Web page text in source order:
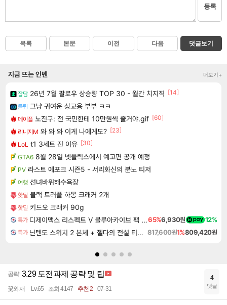
등록
목록 본문 이전 다음 댓글보기
지금 뜨는 인벤 더보기+
잡담 26년 7월 팔로우 상승량 TOP 30 - 월간 치지직 [14]
클립 그냥 귀여운 상교용 부부 ㅋㅋ
메이플 노진구: 전 국민한테 10만원씩 줄거야.gif [60]
리니지M 와 와 와 이게 나에게도? [23]
LoL t1 3세트 진 이유 [30]
GTA6 8월 28일 넷플릭스에서 예고편 공개 예정
PV 라스트 에포크 시즌5 - 서리화신의 분노 티저
여행 선녀바위해수욕장
핫딜 블랙 트러플 하몽 크래커 2개
핫딜 키드오 크래커 90g
특가 디제이맥스 리스펙트 V 블루아카이브 팩 DJMAX RESPECT V Blue Archive Pack DLC65%6,930원 12%
특가 닌텐도 스위치 2 본체 + 젤다의 전설 티어스 오브 더 킹덤 닌텐도 스위치 2 에디션 + 젤다의 전설 브레스 오브 더 와일드 닌텐도 스위치 2 에디션 번들 817,600원1%809,420원
공략 3.29 도전과제 공략 및 팁
꽃와재 Lv.65 조회 4147 추천 2 07-31
4
댓글